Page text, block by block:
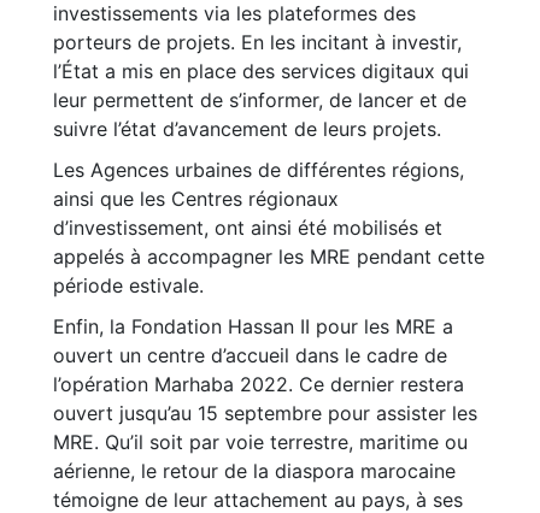
investissements via les plateformes des
porteurs de projets. En les incitant à investir,
l’État a mis en place des services digitaux qui
leur permettent de s’informer, de lancer et de
suivre l’état d’avancement de leurs projets.
Les Agences urbaines de différentes régions,
ainsi que les Centres régionaux
d’investissement, ont ainsi été mobilisés et
appelés à accompagner les MRE pendant cette
période estivale.
Enfin, la Fondation Hassan II pour les MRE a
ouvert un centre d’accueil dans le cadre de
l’opération Marhaba 2022. Ce dernier restera
ouvert jusqu’au 15 septembre pour assister les
MRE. Qu’il soit par voie terrestre, maritime ou
aérienne, le retour de la diaspora marocaine
témoigne de leur attachement au pays, à ses